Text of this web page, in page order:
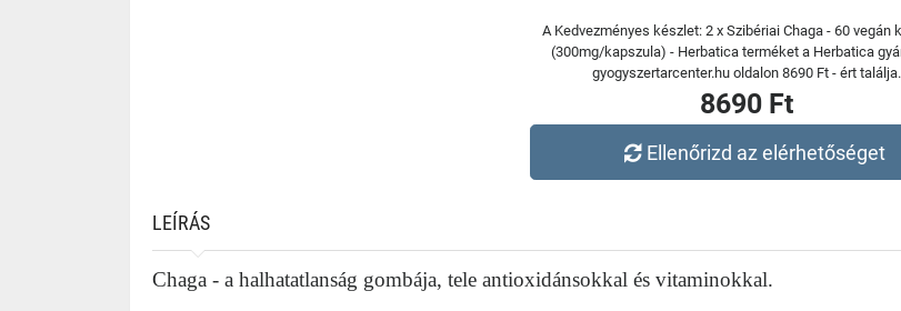
A Kedvezményes készlet: 2 x Szibériai Chaga - 60 vegán
(300mg/kapszula) - Herbatica terméket a Herbatica
gyogyszertarcenter.hu oldalon 8690 Ft - ért találja.
8690 Ft
Ellenőrizd az elérhetőséget
LEÍRÁS
Chaga - a halhatatlanság gombája, tele antioxidánsokkal és vitaminokkal.